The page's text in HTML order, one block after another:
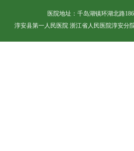
医院地址：千岛湖镇环湖北路
淳安县第一人民医院 浙江省人民医院淳安分